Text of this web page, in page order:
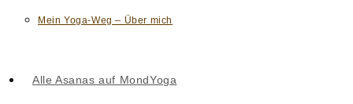
Mein Yoga-Weg – Über mich
Alle Asanas auf MondYoga